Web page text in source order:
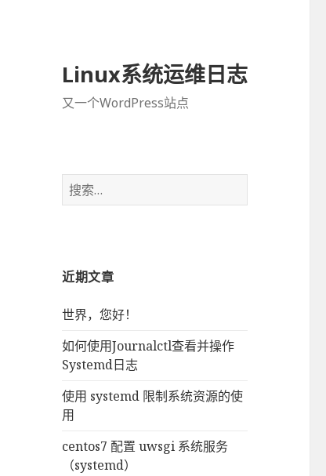
Linux系统运维日志
又一个WordPress站点
搜
索
近期文章
世界，您好！
如何使用Journalctl查看并操作
Systemd日志
使用 systemd 限制系统资源的使
用
centos7 配置 uwsgi 系统服务
（systemd）